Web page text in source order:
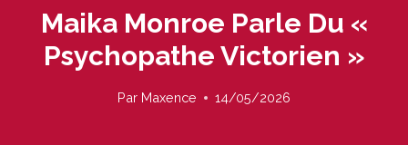
Maika Monroe Parle Du «
Psychopathe Victorien »
Par Maxence 14/05/2026